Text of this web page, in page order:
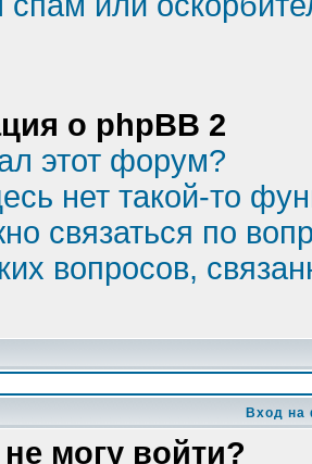
о phpBB 2
этот форум?
нет такой-то
связаться по
вопросов,
Вход на
могу войти?